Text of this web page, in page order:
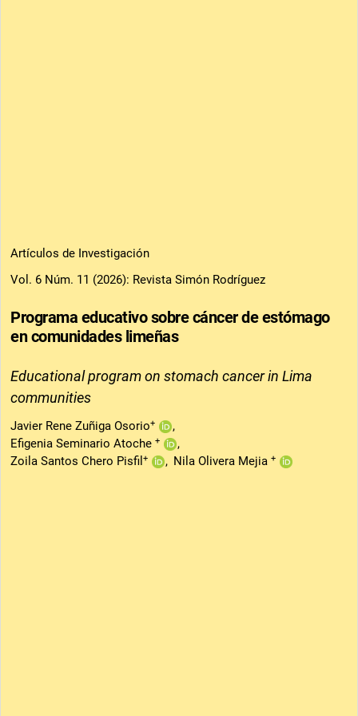
Artículos de Investigación
Vol. 6 Núm. 11 (2026): Revista Simón Rodríguez
Programa educativo sobre cáncer de estómago
en comunidades limeñas
Educational program on stomach cancer in Lima
communities
Javier Rene Zuñiga Osorio+
Efigenia Seminario Atoche +
Zoila Santos Chero Pisfil + Nila Olivera Mejia +